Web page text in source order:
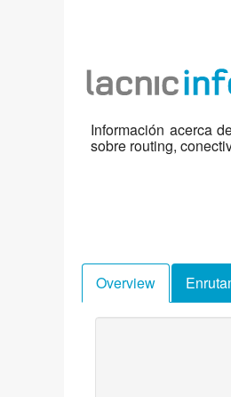
Información acerca
sobre routing,
Overview